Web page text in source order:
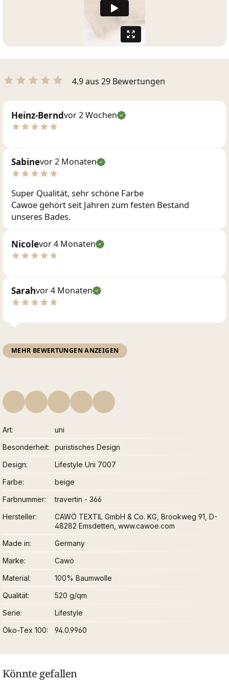
4.9 aus 29 Bewertungen
Heinz-Berndvor 2 Wochen
Sabinevor 2 Monaten
Super Qualität, sehr schöne Farbe
Cawoe gehört seit Jahren zum festen Bestand
unseres Bades.
Nicolevor 4 Monaten
Sarahvor 4 Monaten
MEHR BEWERTUNGEN ANZEIGEN
Art
uni
Besonderheit
puristisches Design
Design
Lifestyle Uni 7007
Farbe
beige
Farbnummer
travertin - 366
Hersteller
CAWÖ TEXTIL GmbH & Co. KG, Brookweg 91, D-
48282 Emsdetten, www.cawoe.com
Made in
Germany
Marke
Cawö
Material
100% Baumwolle
Qualität
520 g/qm
Serie
Lifestyle
Öko-Tex 100
94.0.9960
Könnte gefallen